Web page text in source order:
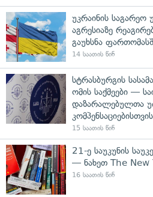
უკრაინის
აგრესიაზე
გაუხსნა
14 საათის წინ
სტრასბურგის
ომის საქმეები —
დაზარალებულთა
კომპენსაციებისთვის
15 საათის წინ
21-ე საუკუნის
— ნახეთ The New
16 საათის წინ